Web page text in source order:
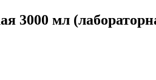
3000 мл